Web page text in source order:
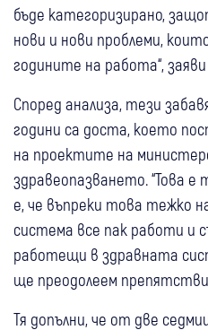
бъде категоризирано,
нови и нови проблеми,
годините на работа“,
Според анализа, тези
години са доста, което
на проектите на
здравеопазването. “Това
е, че въпреки това тежко
система все пак работи и
работещи в здравната
ще преодолеем
Тя допълни, че от две